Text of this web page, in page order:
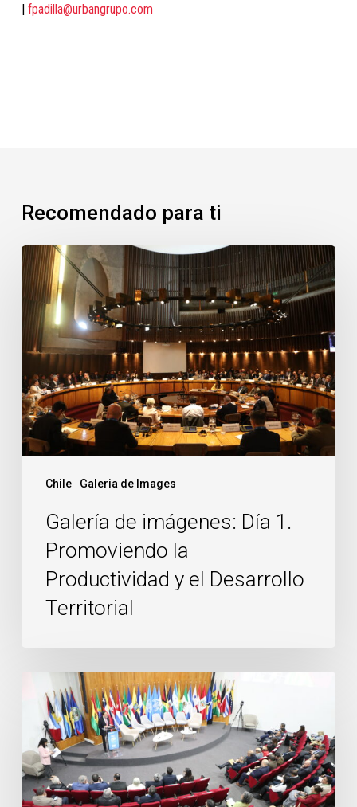
| fpadilla@urbangrupo.com
Recomendado para ti
Chile Galeria de Images
Galería
de
imágenes:
Día
Promoviendo
la
Productividad
el
Desarrollo
Galería de imágenes: Día 1.
Promoviendo la
Productividad y el Desarrollo
Territorial
temáticos
coorganizados
con
CEPAL,
FAO